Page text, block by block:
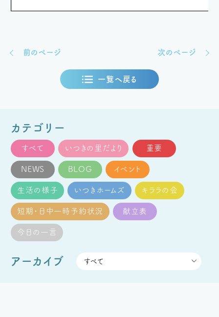
前のページ 次のページ
一覧へ戻る
カテゴリー
すべて いつきの里だより 重要
NEWS BLOG イベント
生活の様子 いつきホームズ キララの会
短期・日中一時予約状況 献立表
今日の一言
アーカイブ